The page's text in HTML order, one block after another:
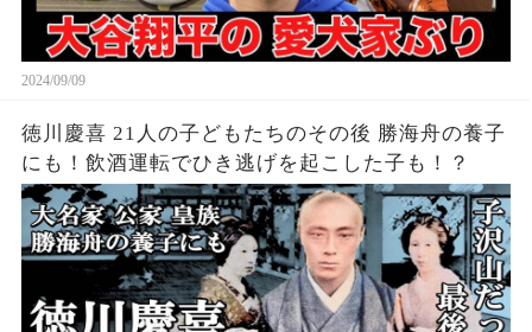
2024/09/09
徳川慶喜 21人の子どもたちのその後 勝海舟の養子
にも！飲酒運転でひき逃げを起こした子も！？